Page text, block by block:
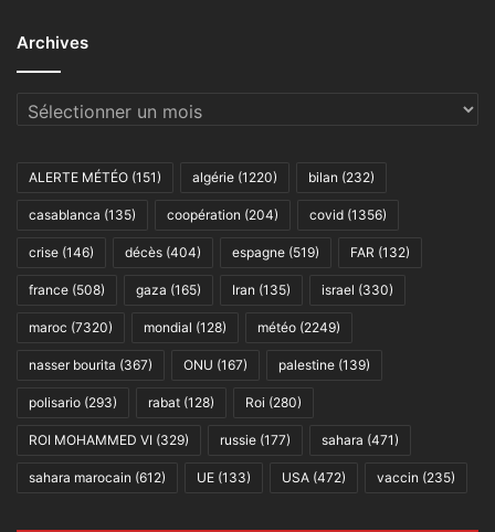
Archives
Archives
ALERTE MÉTÉO (151) algérie (1220) bilan (232)
casablanca (135) coopération (204) covid (1356)
crise (146) décès (404) espagne (519) FAR (132)
france (508) gaza (165) Iran (135) israel (330)
maroc (7320) mondial (128) météo (2249)
nasser bourita (367) ONU (167) palestine (139)
polisario (293) rabat (128) Roi (280)
ROI MOHAMMED VI (329) russie (177) sahara (471)
sahara marocain (612) UE (133) USA (472) vaccin (235)